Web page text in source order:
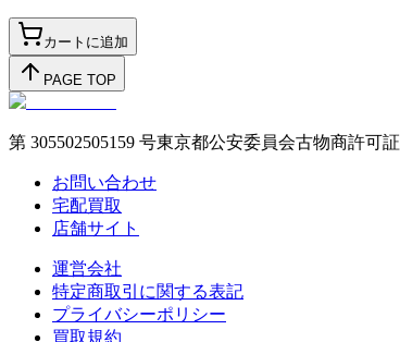
カートに追加
PAGE TOP
第 305502505159 号東京都公安委員会古物商許可証
お問い合わせ
宅配買取
店舗サイト
運営会社
特定商取引に関する表記
プライバシーポリシー
買取規約